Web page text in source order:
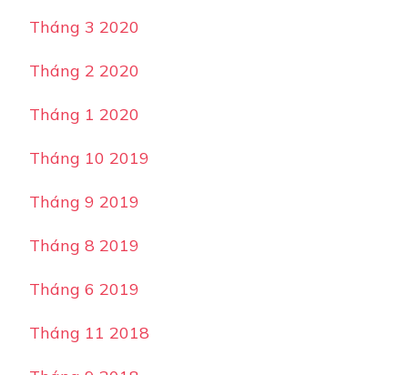
Tháng 3 2020
Tháng 2 2020
Tháng 1 2020
Tháng 10 2019
Tháng 9 2019
Tháng 8 2019
Tháng 6 2019
Tháng 11 2018